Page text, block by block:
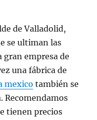
de Valladolid,
se ultiman las
gran empresa de
una fábrica de
mexico también se
Recomendamos
tienen precios